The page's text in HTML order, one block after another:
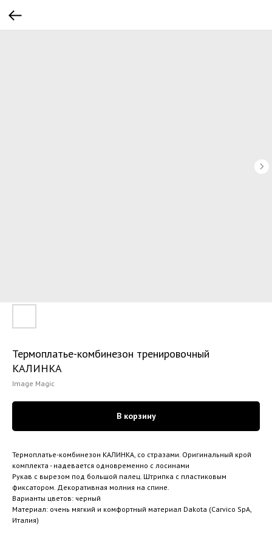
Термоплатье-комбинезон тренировочный
КАЛИНКА
Image Magic
В корзину
Термоплатье-комбинезон КАЛИНКА, со стразами. Оригинальный крой
комплекта - надевается одновременно с лосинами
Рукав с вырезом под большой палец. Штрипка с пластиковым
фиксатором. Декоративная молния на спине.
Варианты цветов: черный
Материал: очень мягкий и комфортный материал Dakota (Carvico SpA,
Италия)